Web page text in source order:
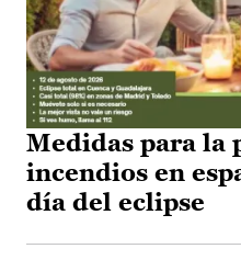
Medidas para la
incendios en
día del eclipse